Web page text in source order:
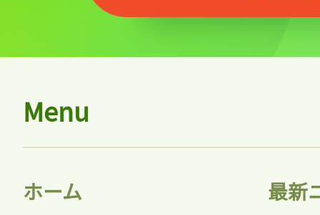
Menu
ホーム 最新